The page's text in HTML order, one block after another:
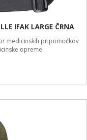
IFAK LARGE ČRNA
medicinskih pripomočkov
opreme.